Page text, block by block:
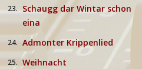
23.
Schaugg dar Wintar schon
eina
24. Admonter Krippenlied
25. Weihnacht